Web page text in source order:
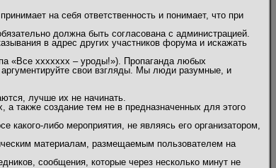
на себя ответственность и понимает, что при
должна быть согласована с администрацией.
в адрес других участников форума и искажать
«Все ххххххх – уроды!»). Пропаганда любых
аргументируйте свои взгляды. Мы люди разумные, и
лучше их не начинать.
также создание тем не в предназначенных для этого
либо мероприятия, не являясь его организатором,
материалам, размещаемым пользователем на
сообщения, которые через несколько минут не